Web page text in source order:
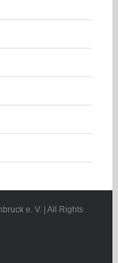
e. V. | All Rights